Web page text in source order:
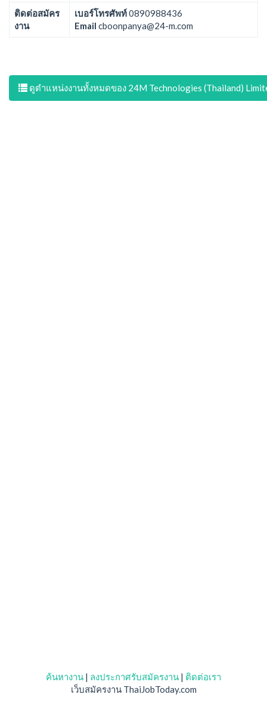
ติดต่อสมัคร
งาน
เบอร์โทรศัพท์0890988436
Email cboonpanya@24-m.com
ดูตำแหน่งงานทั้งหมดของ 24M Technologies (Thailand)
ค้นหางาน | ลงประกาศรับสมัครงาน | ติดต่อเรา
เว็บสมัครงาน ThaiJobToday.com